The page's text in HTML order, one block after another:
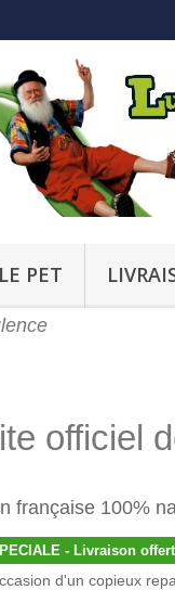
PET
officiel
française 100%
- Livraison
d'un copieux